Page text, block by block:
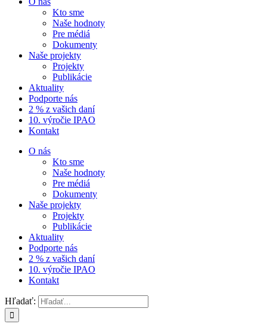
Kto sme
Naše hodnoty
Pre médiá
Dokumenty
Naše projekty
Projekty
Publikácie
Aktuality
Podporte nás
2 % z vašich daní
10. výročie IPAO
Kontakt
O nás
Kto sme
Naše hodnoty
Pre médiá
Dokumenty
Naše projekty
Projekty
Publikácie
Aktuality
Podporte nás
2 % z vašich daní
10. výročie IPAO
Kontakt
Hľadať: